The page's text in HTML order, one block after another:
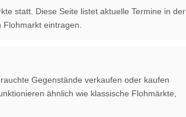
statt. Diese Seite listet aktuelle Termine in der
eintragen.
Gegenstände verkaufen oder kaufen
ähnlich wie klassische Flohmärkte,